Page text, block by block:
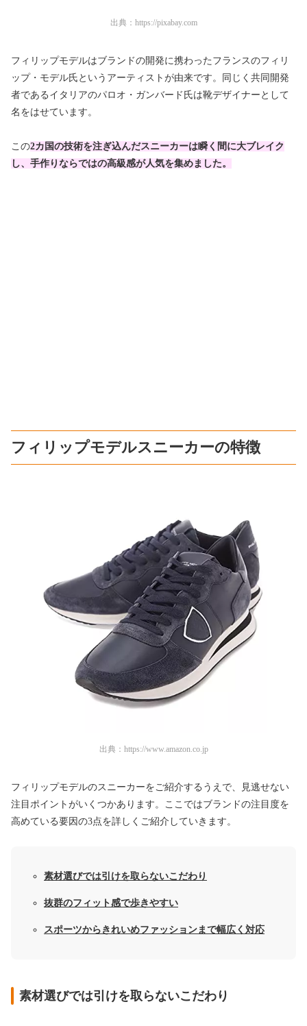
出典： https://pixabay.com
フィリップモデルはブランドの開発に携わったフランスのフィリ
ップ・モデル氏というアーティストが由来です。同じく共同開発
者であるイタリアのパロオ・ガンバード氏は靴デザイナーとして
名をはせています。
この2カ国の技術を注ぎ込んだスニーカーは瞬く間に大ブレイク
し、手作りならではの高級感が人気を集めました。
フィリップモデルスニーカーの特徴
出典： https://www.amazon.co.jp
フィリップモデルのスニーカーをご紹介するうえで、見逃せない
注目ポイントがいくつかあります。ここではブランドの注目度を
高めている要因の3点を詳しくご紹介していきます。
素材選びでは引けを取らないこだわり
抜群のフィット感で歩きやすい
スポーツからきれいめファッションまで幅広く対応
素材選びでは引けを取らないこだわり